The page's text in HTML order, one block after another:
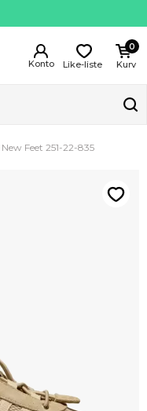
Kurv
0
Like-liste
New Feet 251-22-835